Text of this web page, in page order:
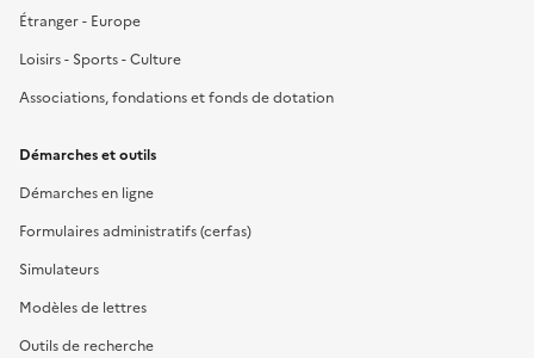
Étranger - Europe
Loisirs - Sports - Culture
Associations, fondations et fonds de dotation
Démarches et outils
Démarches en ligne
Formulaires administratifs (cerfas)
Simulateurs
Modèles de lettres
Outils de recherche